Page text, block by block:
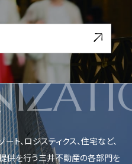
ト、ロジスティクス、住宅など、
供を行う三井不動産の各部門を